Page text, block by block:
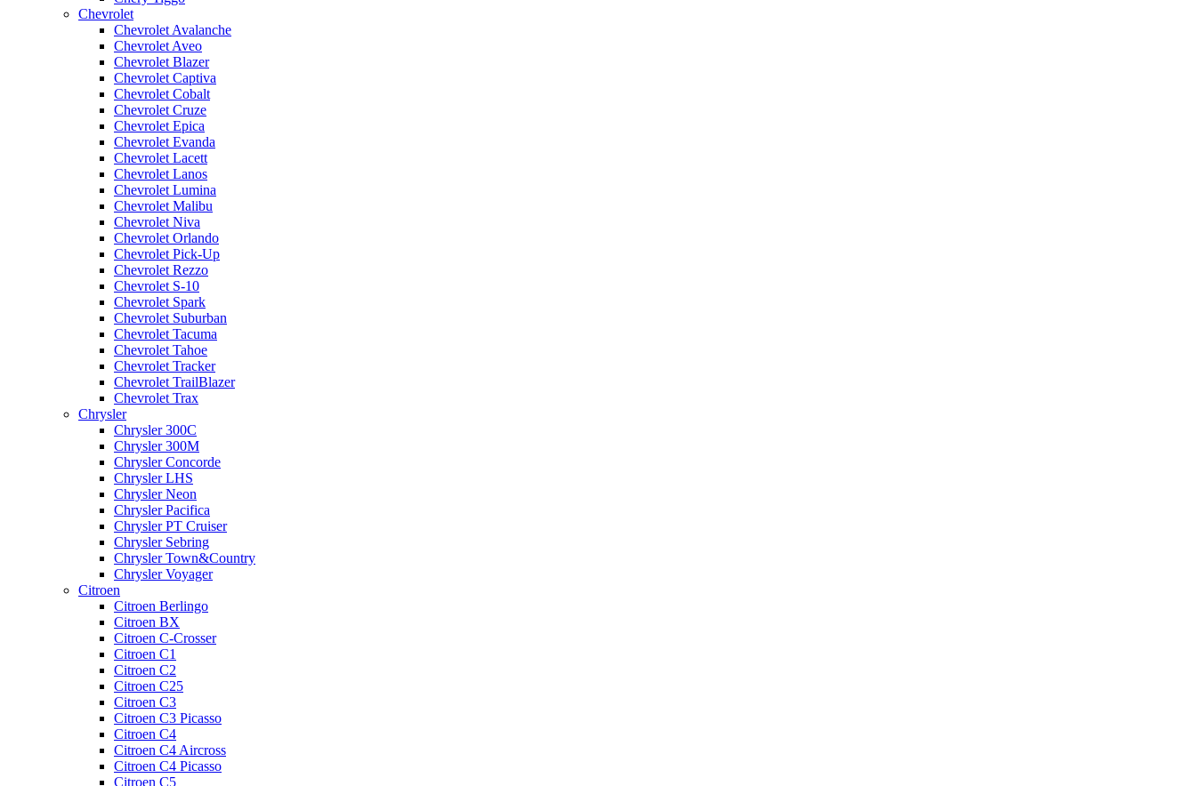
Chevrolet
Chevrolet Avalanche
Chevrolet Aveo
Chevrolet Blazer
Chevrolet Captiva
Chevrolet Cobalt
Chevrolet Cruze
Chevrolet Epica
Chevrolet Evanda
Chevrolet Lacett
Chevrolet Lanos
Chevrolet Lumina
Chevrolet Malibu
Chevrolet Niva
Chevrolet Orlando
Chevrolet Pick-Up
Chevrolet Rezzo
Chevrolet S-10
Chevrolet Spark
Chevrolet Suburban
Chevrolet Tacuma
Chevrolet Tahoe
Chevrolet Tracker
Chevrolet TrailBlazer
Chevrolet Trax
Chrysler
Chrysler 300C
Chrysler 300M
Chrysler Concorde
Chrysler LHS
Chrysler Neon
Chrysler Pacifica
Chrysler PT Cruiser
Chrysler Sebring
Chrysler Town&Country
Chrysler Voyager
Citroen
Citroen Berlingo
Citroen BX
Citroen C-Crosser
Citroen C1
Citroen C2
Citroen C25
Citroen C3
Citroen C3 Picasso
Citroen C4
Citroen C4 Aircross
Citroen C4 Picasso
Citroen C5